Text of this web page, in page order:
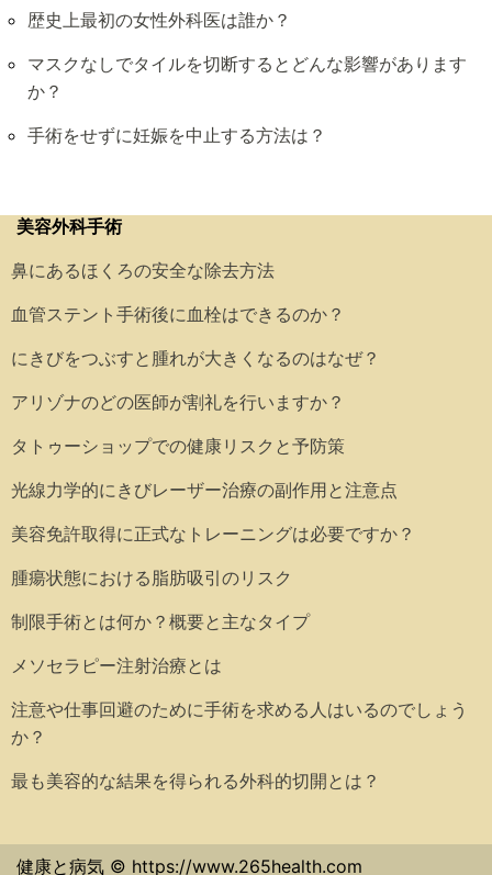
歴史上最初の女性外科医は誰か？
マスクなしでタイルを切断するとどんな影響があります
か？
手術をせずに妊娠を中止する方法は？
美容外科手術
鼻にあるほくろの安全な除去方法
血管ステント手術後に血栓はできるのか？
にきびをつぶすと腫れが大きくなるのはなぜ？
アリゾナのどの医師が割礼を行いますか？
タトゥーショップでの健康リスクと予防策
光線力学的にきびレーザー治療の副作用と注意点
美容免許取得に正式なトレーニングは必要ですか？
腫瘍状態における脂肪吸引のリスク
制限手術とは何か？概要と主なタイプ
メソセラピー注射治療とは
注意や仕事回避のために手術を求める人はいるのでしょう
か？
最も美容的な結果を得られる外科的切開とは？
健康と病気 © https://www.265health.com